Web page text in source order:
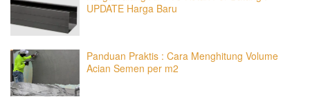
UPDATE Harga Baru
Panduan Praktis : Cara Menghitung Volume
Acian Semen per m2